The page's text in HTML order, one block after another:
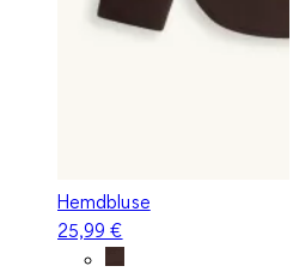
Hemdbluse
25,99 €